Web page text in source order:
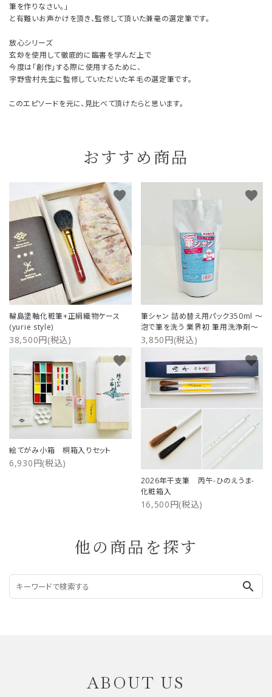
筆を作りなさい。」
と有難いお声かけを頂き、監修して頂いた兼毫の選定筆です。
放心シリーズ
玄玅を使用して徹底的に臨書を学んだ上で
今度は「創作」する際に使用するために、
宇野雪村先生に監修していただいた羊毛の選定筆です。
このエピソードを元に、見比べて頂けたらと思います。
おすすめ商品
輪島塗軸化粧筆+正絹織物ケース
(yurie style)
38,500円(税込)
favorite
筆シャン 詰め替え用パック350ml ～
泡で筆を洗う 業界初 筆用洗浄剤～
3,850円(税込)
favorite
絵てがみ小箱 桐箱入りセット
6,930円(税込)
favorite
2026年干支筆 丙午-ひのえうま-
化粧箱入
16,500円(税込)
favorite
他の商品を探す
search
ABOUT US